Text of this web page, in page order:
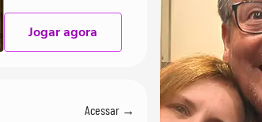
Acessar →
Jogar agora